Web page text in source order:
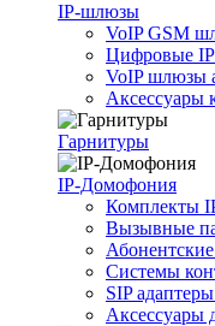
IP-шлюзы
VoIP GSM
Цифровые
VoIP шлюзы
Аксессуары
Гарнитуры
IP-Домофония
Комплекты
Вызывные
Системы
SIP
Аксессуары